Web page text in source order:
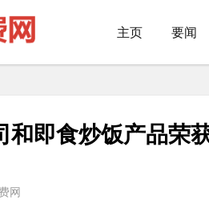
主页 要闻
和即食炒饭产品荣
网